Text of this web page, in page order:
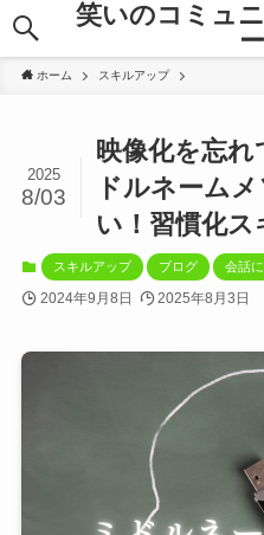
笑いのコミュ
ホーム スキルアップ
映像化を忘れ
ドルネーム
い！習慣化ス
2025
8/03
スキルアップ ブログ 会話
2024年9月8日 2025年8月3日